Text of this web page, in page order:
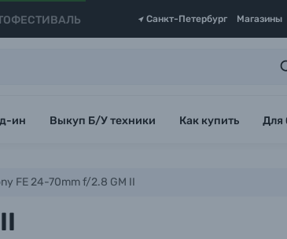
Санкт-Петербург Магазины
ин Выкуп Б/У техники Как купить Для
FE 24-70mm f/2.8 GM II